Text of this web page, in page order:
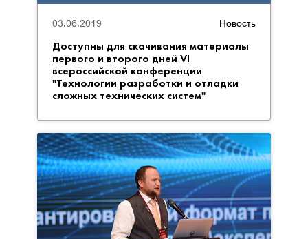
Новость
Доступны для скачивания материалы
первого и второго дней VI
всероссийской конференции
"Технологии разработки и отладки
сложных технических систем"
03.06.2019